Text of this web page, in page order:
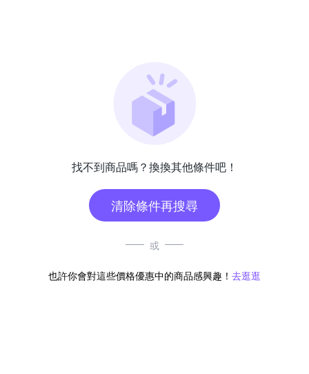
找不到商品嗎？換換其他條件吧！
清除條件再搜尋
或
也許你會對這些價格優惠中的商品感興趣！ 去逛逛